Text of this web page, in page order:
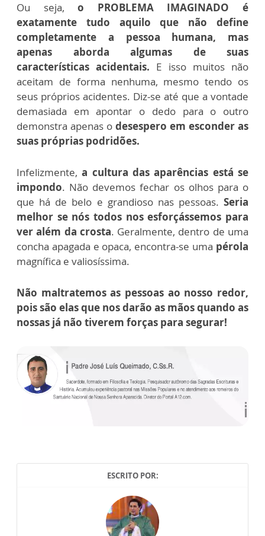
Ou seja,o PROBLEMA IMAGINADO é
exatamente tudo aquilo que não define
completamente a pessoa humana, mas
apenas aborda algumas de suas
características acidentais. E isso muitos não
aceitam de forma nenhuma, mesmo tendo os
seus próprios acidentes. Diz-se até que a vontade
demasiada em apontar o dedo para o outro
demonstra apenas o desespero em esconder as
suas próprias podridões.
Infelizmente,a cultura das aparências está se
impondo. Não devemos fechar os olhos para o
que há de belo e grandioso nas pessoas. Seria
melhor se nós todos nos esforçássemos para
ver além da crosta. Geralmente, dentro de uma
concha apagada e opaca, encontra-se uma pérola
magnífica e valiosíssima.
Não maltratemos as pessoas ao nosso redor,
pois são elas que nos darão as mãos quando as
nossas já não tiverem forças para segurar!
ESCRITO POR: